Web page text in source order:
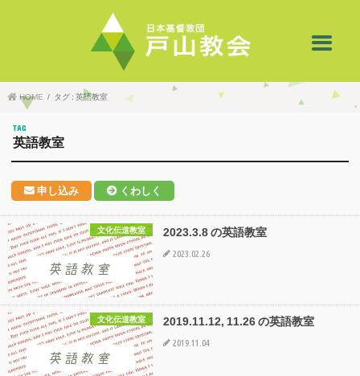
HOME タグ : 英語教室
TAG
英語教室
申し込み くわしく
文化伝道教室 2023.3.8 の英語教室
2023.02.26
文化伝道教室 2019.11.12, 11.26 の英語教室
2019.11.04